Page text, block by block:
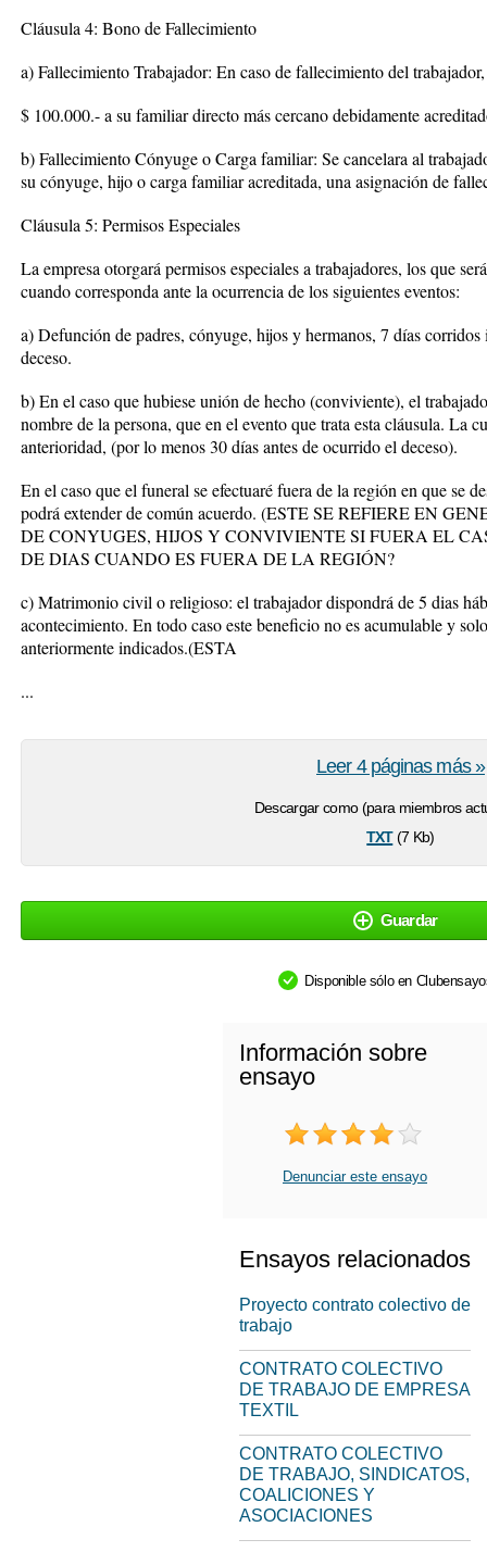
Cláusula 4: Bono de Fallecimiento
a) Fallecimiento Trabajador: En caso de fallecimiento del
$ 100.000.- a su familiar directo más cercano debidamente
b) Fallecimiento Cónyuge o Carga familiar: Se cancelara al
su cónyuge, hijo o carga familiar acreditada, una asignación de
Cláusula 5: Permisos Especiales
La empresa otorgará permisos especiales a trabajadores, los que
cuando corresponda ante la ocurrencia de los siguientes eventos:
a) Defunción de padres, cónyuge, hijos y hermanos, 7 días
deceso.
b) En el caso que hubiese unión de hecho (conviviente), el
nombre de la persona, que en el evento que trata esta cláusula. La
anterioridad, (por lo menos 30 días antes de ocurrido el deceso).
En el caso que el funeral se efectuaré fuera de la región en que se
podrá extender de común acuerdo. (ESTE SE REFIERE EN
DE CONYUGES, HIJOS Y CONVIVIENTE SI FUERA EL
DE DIAS CUANDO ES FUERA DE LA REGIÓN?
c) Matrimonio civil o religioso: el trabajador dispondrá de 5 dias
acontecimiento. En todo caso este beneficio no es acumulable y
anteriormente indicados.(ESTA
...
Descargar como (para miembros
txt(7 Kb)
Leer 4 páginas más »
Guardar
Disponible sólo en
Información sobre
ensayo
Denunciar este ensayo
Ensayos relacionados
Proyecto contrato colectivo de
trabajo
CONTRATO COLECTIVO
DE TRABAJO DE EMPRESA
TEXTIL
CONTRATO COLECTIVO
DE TRABAJO, SINDICATOS,
COALICIONES Y
ASOCIACIONES